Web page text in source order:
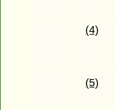
(4)
(5)